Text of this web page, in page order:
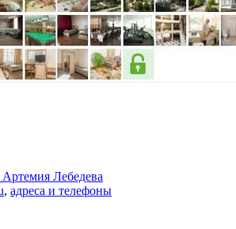
Лебедева
, адреса и телефоны